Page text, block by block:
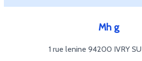
Mh g
1 rue lenine 94200 IVRY